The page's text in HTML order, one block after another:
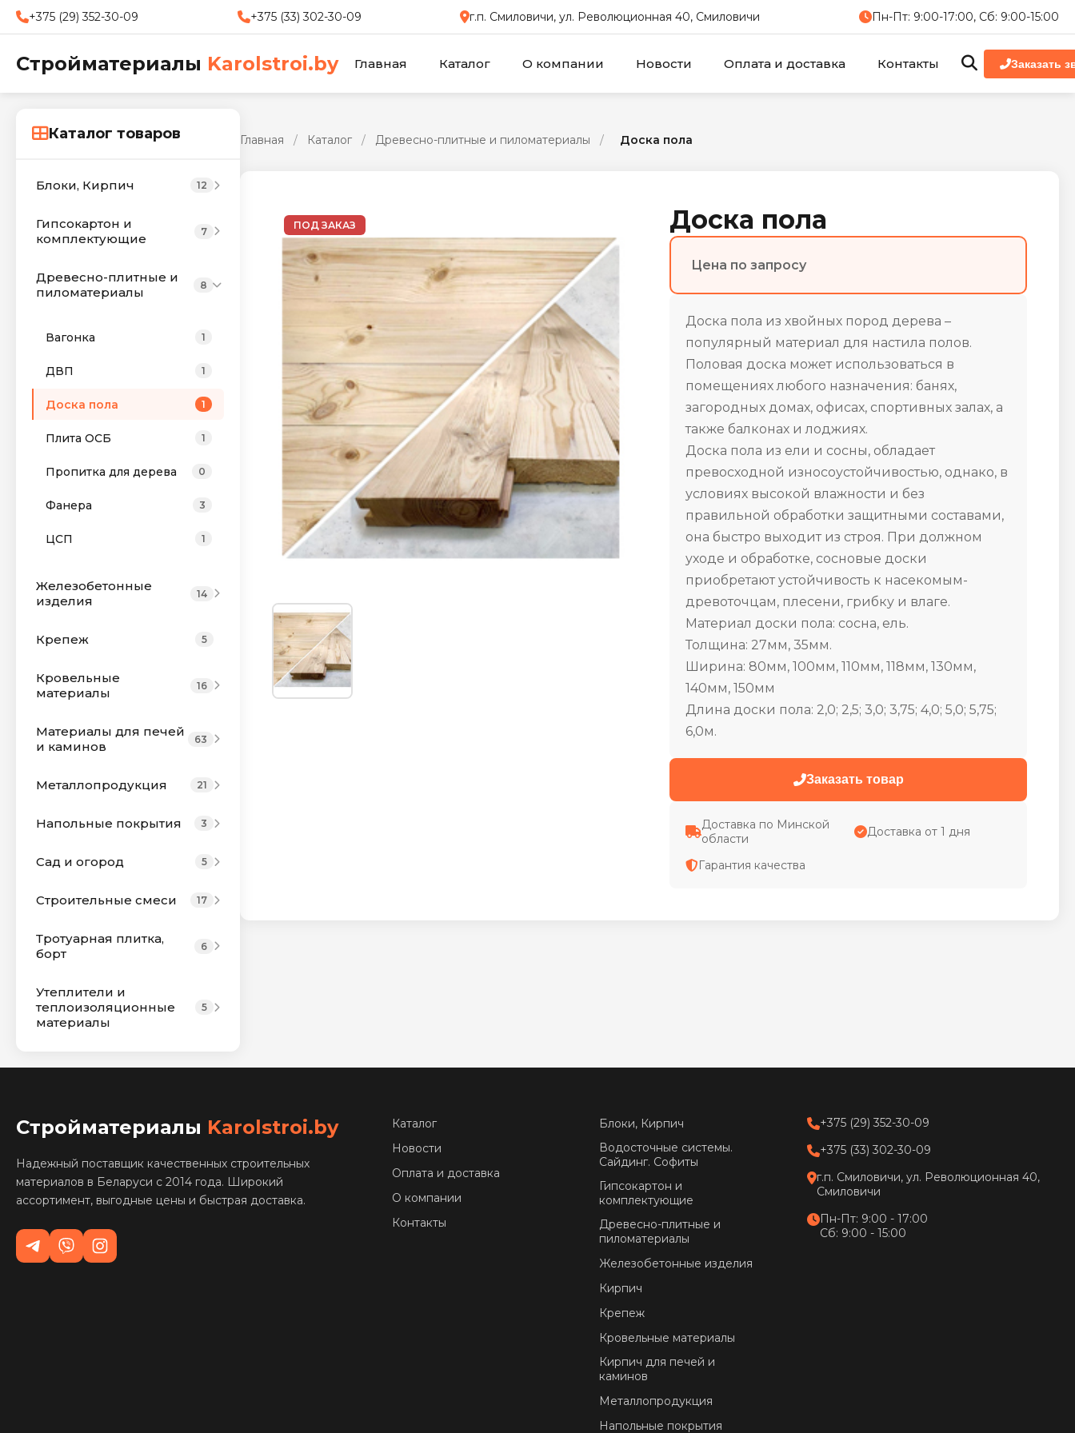
+375 (29) 352-30-09 +375 (33) 302-30-09 г.п. Смиловичи, ул. Революционная 40, Смиловичи Пн-Пт: 9:00-17:00, Сб: 9:00-15:00
Стройматериалы Karolstroi.by Главная Каталог О компании Новости Оплата и доставка Контакты Заказать
Каталог товаров
Блоки, Кирпич 12
Гипсокартон и
комплектующие
7
Древесно-плитные и
пиломатериалы
8
Вагонка 1
ДВП 1
Доска пола 1
Плита OСБ 1
Пропитка для дерева 0
Фанера 3
ЦСП 1
Железобетонные
изделия
14
Крепеж 5
Кровельные
материалы
16
Материалы для печей
и каминов
63
Металлопродукция 21
Напольные покрытия 3
Сад и огород 5
Строительные смеси 17
Тротуарная плитка,
борт
6
Утеплители и
теплоизоляционные
материалы
5
Главная / Каталог / Древесно-плитные и пиломатериалы / Доска пола
ПОД ЗАКАЗ Доска пола
Цена по запросу
Доска пола из хвойных пород дерева –
популярный материал для настила полов.
Половая доска может использоваться в
помещениях любого назначения: банях,
загородных домах, офисах, спортивных залах, а
также балконах и лоджиях.
Доска пола из ели и сосны, обладает
превосходной износоустойчивостью, однако, в
условиях высокой влажности и без
правильной обработки защитными составами,
она быстро выходит из строя. При должном
уходе и обработке, сосновые доски
приобретают устойчивость к насекомым-
древоточцам, плесени, грибку и влаге.
Материал доски пола: сосна, ель.
Толщина: 27мм, 35мм.
Ширина: 80мм, 100мм, 110мм, 118мм, 130мм,
140мм, 150мм
Длина доски пола: 2,0; 2,5; 3,0; 3,75; 4,0; 5,0; 5,75;
6,0м.
Заказать товар
Доставка по Минской
области
Доставка от 1 дня
Гарантия качества
Стройматериалы Karolstroi.by
Надежный поставщик качественных строительных
материалов в Беларуси с 2014 года. Широкий
ассортимент, выгодные цены и быстрая доставка.
Каталог
Новости
Оплата и доставка
О компании
Контакты
Блоки, Кирпич
Водосточные системы.
Сайдинг. Софиты
Гипсокартон и
комплектующие
Древесно-плитные и
пиломатериалы
Железобетонные изделия
Кирпич
Крепеж
Кровельные материалы
Кирпич для печей и
каминов
Металлопродукция
Напольные покрытия
+375 (29) 352-30-09
+375 (33) 302-30-09
г.п. Смиловичи, ул. Революционная 40,
Смиловичи
Пн-Пт: 9:00 - 17:00
Сб: 9:00 - 15:00